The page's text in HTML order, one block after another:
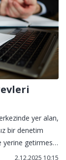
yer alan,
bir denetim
yerine getirmesi,
taşır.
2.12.2025 10:15